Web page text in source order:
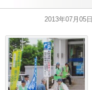
2013年07月05日